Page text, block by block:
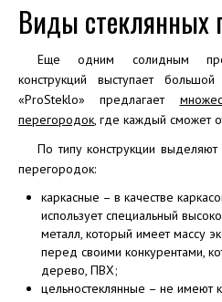
Виды стеклянных
Еще одним солидным
конструкций выступает
«ProSteklo» предлагает
перегородок, где каждый сможет
По типу конструкции
перегородок:
каркасные – в качестве
использует специальный
металл, который имеет массу
перед своими конкурентами,
дерево, ПВХ;
цельностеклянные – не имеют